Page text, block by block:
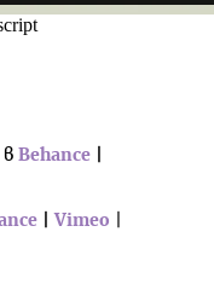
в Behance
Vimeo